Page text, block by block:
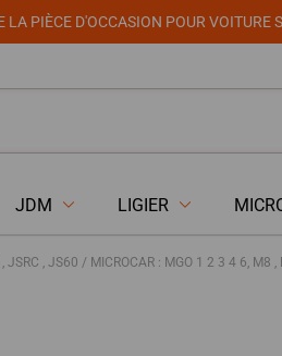
LA PIÈCE D'OCCASION POUR VOITURE
JDM LIGIER
, JS60 / MICROCAR : MGO 1 2 3 4 6, M8